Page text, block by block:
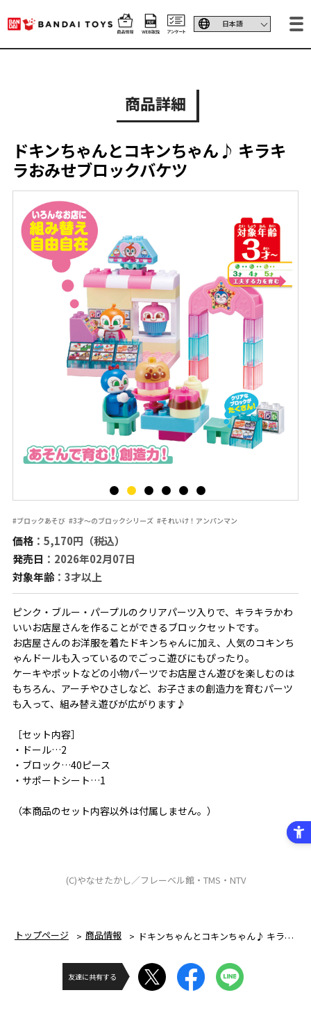
商品詳細
ドキンちゃんとコキンちゃん♪ キラキ
ラおみせブロックバケツ
#ブロックあそび #3才～のブロックシリーズ #それいけ！アンパンマン
価格：5,170円（税込）
発売日 ：2026年02月07日
対象年齢：3才以上
ピンク・ブルー・パープルのクリアパーツ入りで、キラキラかわ
いいお店屋さんを作ることができるブロックセットです。
お店屋さんのお洋服を着たドキンちゃんに加え、人気のコキンち
ゃんドールも入っているのでごっこ遊びにもぴったり。
ケーキやポットなどの小物パーツでお店屋さん遊びを楽しむのは
もちろん、アーチやひさしなど、お子さまの創造力を育むパーツ
も入って、組み替え遊びが広がります♪
［セット内容］
・ドール…2
・ブロック…40ピース
・サポートシート…1
（本商品のセット内容以外は付属しません。）
(C)やなせたかし／フレーベル館・TMS・NTV
トップページ 商品情報 ドキンちゃんとコキンちゃん♪ キラキラおみせブロックバケツ
友達に共有する